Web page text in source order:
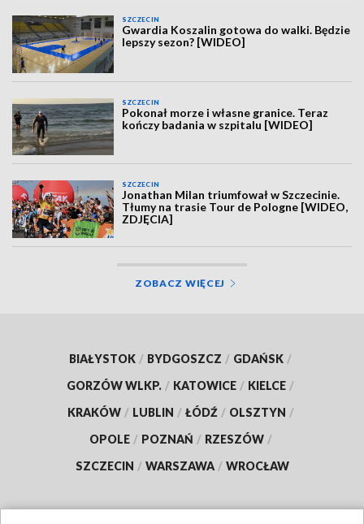
SZCZECIN
Gwardia Koszalin gotowa do walki. Będzie
lepszy sezon? [WIDEO]
SZCZECIN
Pokonał morze i własne granice. Teraz
kończy badania w szpitalu [WIDEO]
SZCZECIN
Jonathan Milan triumfował w Szczecinie.
Tłumy na trasie Tour de Pologne [WIDEO,
ZDJĘCIA]
ZOBACZ WIĘCEJ
BIAŁYSTOK / BYDGOSZCZ / GDAŃSK /
GORZÓW WLKP. / KATOWICE / KIELCE /
KRAKÓW / LUBLIN / ŁÓDŹ / OLSZTYN /
OPOLE / POZNAŃ / RZESZÓW /
SZCZECIN / WARSZAWA / WROCŁAW